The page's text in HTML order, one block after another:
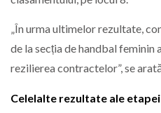
„În urma ultimelor rezultate,
de la secția de handbal feminin
rezilierea contractelor”, se
Celelalte rezultate ale etapei